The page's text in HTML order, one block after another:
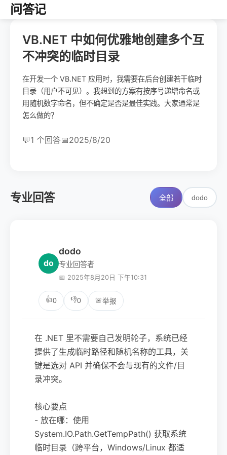
问答记
VB.NET 中如何优雅地创建多个互
不冲突的临时目录
在开发一个 VB.NET 应用时，我需要在后台创建若干临时
目录（用户不可见）。我想到的方案有按序号递增命名或
用随机数字命名，但不确定是否是最佳实践。大家通常是
怎么做的？
💬1 个回答📅2025/8/20
专业回答 全部 dodo
do
dodo
专业回答者
📅 2025年8月20日 下午10:31
👍0 👎0 🚨举报
在 .NET 里不需要自己发明轮子，系统已经
提供了生成临时路径和随机名称的工具，关
键是选对 API 并确保不会与现有的文件/目
录冲突。
核心要点
- 放在哪：使用
System.IO.Path.GetTempPath() 获取系统
临时目录（跨平台，Windows/Linux 都适